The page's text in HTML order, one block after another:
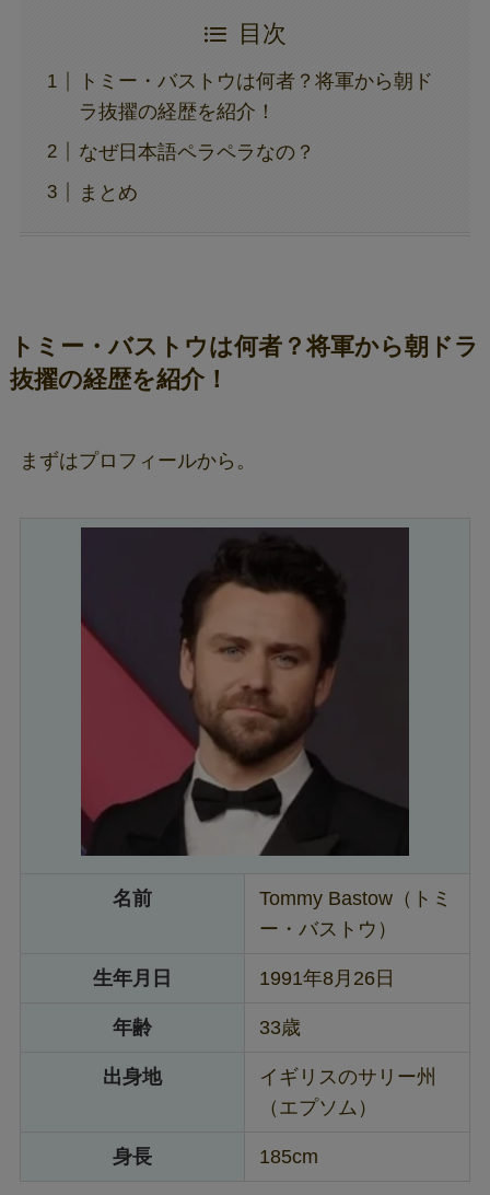
目次
トミー・バストウは何者？将軍から朝ド
ラ抜擢の経歴を紹介！
なぜ日本語ペラペラなの？
まとめ
トミー・バストウは何者？将軍から朝ドラ
抜擢の経歴を紹介！
まずはプロフィールから。
名前
Tommy Bastow（トミ
ー・バストウ）
生年月日 1991年8月26日
年齢 33歳
出身地
イギリスのサリー州
（エプソム）
身長 185cm